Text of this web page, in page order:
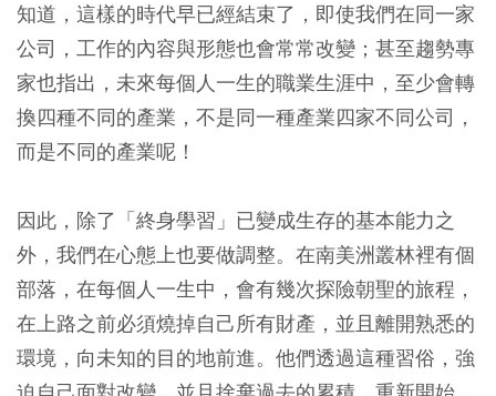
知道，這樣的時代早已經結束了，即使我們在同一家
公司，工作的內容與形態也會常常改變；甚至趨勢專
家也指出，未來每個人一生的職業生涯中，至少會轉
換四種不同的產業，不是同一種產業四家不同公司，
而是不同的產業呢！
因此，除了「終身學習」已變成生存的基本能力之
外，我們在心態上也要做調整。在南美洲叢林裡有個
部落，在每個人一生中，會有幾次探險朝聖的旅程，
在上路之前必須燒掉自己所有財產，並且離開熟悉的
環境，向未知的目的地前進。他們透過這種習俗，強